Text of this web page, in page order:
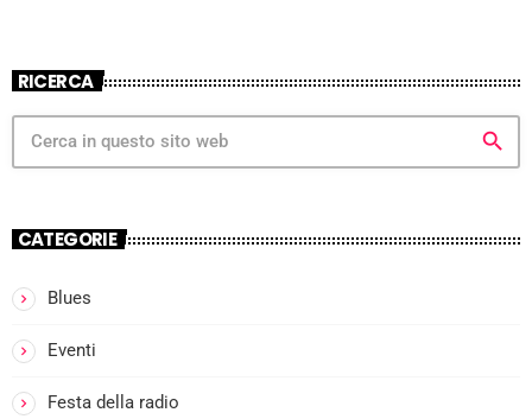
RICERCA
search
CATEGORIE
Blues
Eventi
Festa della radio